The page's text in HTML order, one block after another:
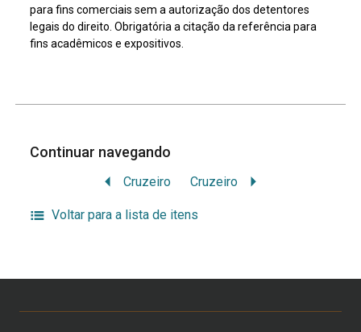
para fins comerciais sem a autorização dos detentores
legais do direito. Obrigatória a citação da referência para
fins acadêmicos e expositivos.
Continuar navegando
Cruzeiro Cruzeiro
Voltar para a lista de itens